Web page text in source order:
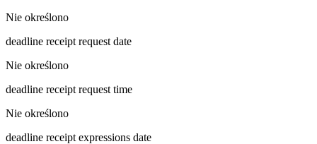
Nie określono
deadline receipt request date
Nie określono
deadline receipt request time
Nie określono
deadline receipt expressions date